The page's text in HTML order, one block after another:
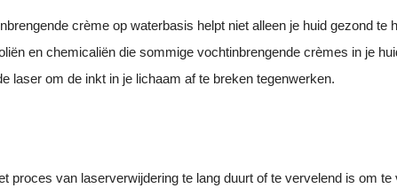
crème op waterbasis helpt niet alleen je huid gezond te
en chemicaliën die sommige vochtinbrengende crèmes in je
laser om de inkt in je lichaam af te breken tegenwerken.
proces van laserverwijdering te lang duurt of te vervelend is om te